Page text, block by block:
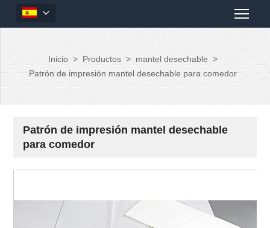

Inicio > Productos > mantel desechable >
Patrón de impresión mantel desechable para comedor
Patrón de impresión mantel desechable
para comedor